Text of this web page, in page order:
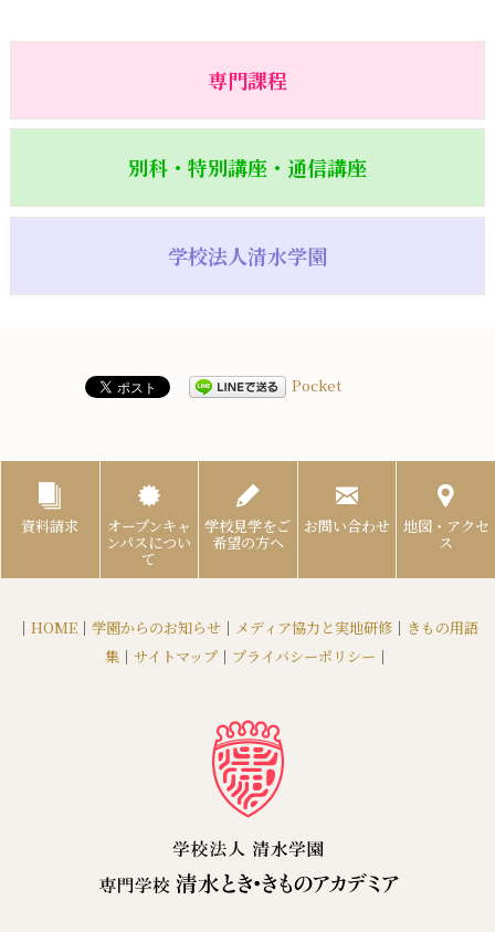
専門課程
別科・特別講座・通信講座
学校法人清水学園
Pocket
資料請求 オープンキャ
ンパスについ
て
学校見学をご
希望の方へ
お問い合わせ 地図・アクセ
ス
｜ HOME ｜ 学園からのお知らせ ｜ メディア協力と実地研修 ｜ きもの用語
集 ｜ サイトマップ ｜ プライバシーポリシー ｜